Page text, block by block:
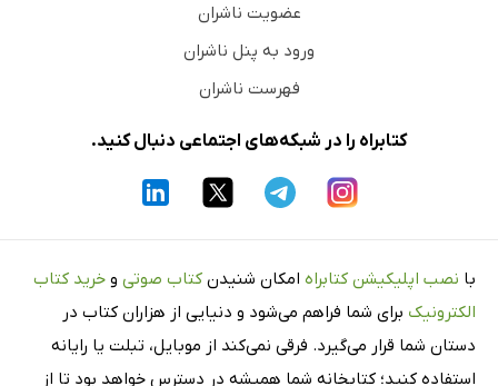
عضویت ناشران
ورود به پنل ناشران
فهرست ناشران
کتابراه را در شبکه‌های اجتماعی دنبال کنید.
با نصب اپلیکیشن کتابراه امکان شنیدن کتاب صوتی و خرید کتاب
الکترونیک برای شما فراهم می‌شود و دنیایی از هزاران کتاب در
دستان شما قرار می‌گیرد. فرقی نمی‌کند از موبایل، تبلت یا رایانه
استفاده کنید؛ کتابخانه شما همیشه در دسترس خواهد بود تا از